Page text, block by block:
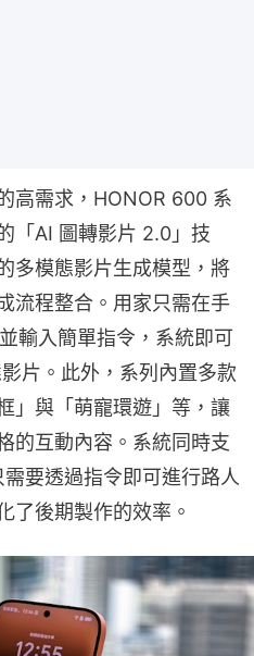
高需求，HONOR 600 系
「AI 圖轉影片 2.0」技
多模態影片生成模型，將
流程整合。用家只需在手
輸入簡單指令，系統即可
片。此外，系列內置多款
」與「萌寵環遊」等，讓
的互動內容。系統同時支
要透過指令即可進行路人
了後期製作的效率。